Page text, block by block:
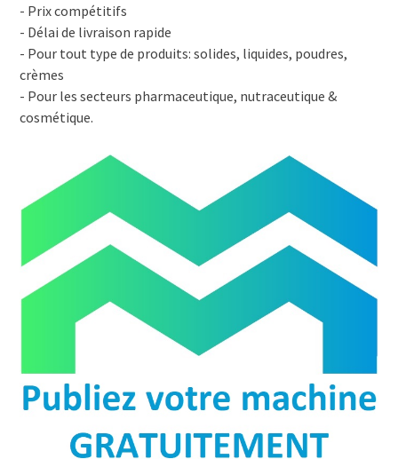
- Prix compétitifs
- Délai de livraison rapide
- Pour tout type de produits: solides, liquides, poudres,
crèmes
- Pour les secteurs pharmaceutique, nutraceutique &
cosmétique.